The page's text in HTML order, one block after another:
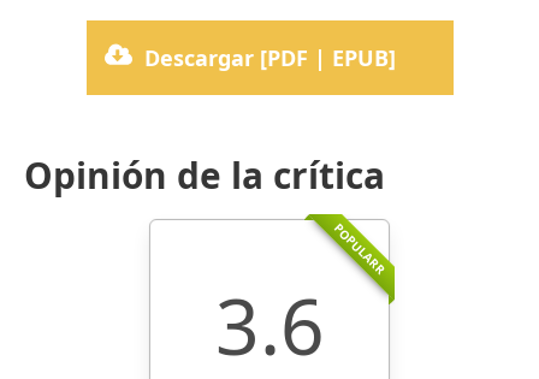
Descargar [PDF | EPUB]
Opinión de la crítica
POPULARR
3.6